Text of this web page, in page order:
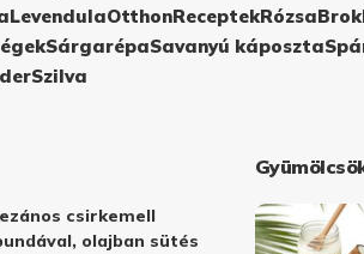
LevendulaOtthonReceptekRózsa
SárgarépaSavanyú káposzta
Szilva
csirkemell
olajban sütés